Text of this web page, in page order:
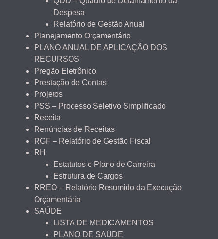
Despesa
Relatório de Gestão Anual
Planejamento Orçamentário
PLANO ANUAL DE APLICAÇÃO DOS
RECURSOS
Pregão Eletrônico
Prestação de Contas
Projetos
PSS – Processo Seletivo Simplificado
Receita
Renúncias de Receitas
RGF – Relatório de Gestão Fiscal
RH
Estatutos e Plano de Carreira
Estrutura de Cargos
RREO – Relatório Resumido da Execução
Orçamentária
SAÚDE
LISTA DE MEDICAMENTOS
PLANO DE SAÚDE